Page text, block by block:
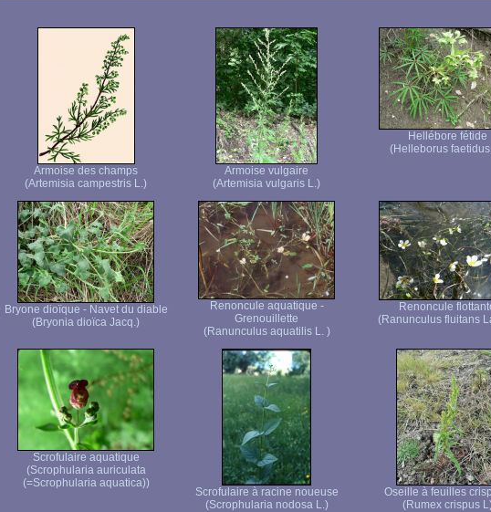
Armoise des champs
(Artemisia campestris L.)
Armoise vulgaire
(Artemisia vulgaris L.)
Hellébore fétide
(Helleborus faetidus
Bryone dioïque - Navet du diable
(Bryonia dioïca Jacq.)
Renoncule aquatique -
Grenouillette
(Ranunculus aquatilis L. )
Renoncule
(Ranunculus fluitans
Scrofulaire aquatique
(Scrophularia auriculata
(=Scrophularia aquatica))
Scrofulaire à racine noueuse
(Scrophularia nodosa L.)
Oseille à feuilles
(Rumex crispus L)